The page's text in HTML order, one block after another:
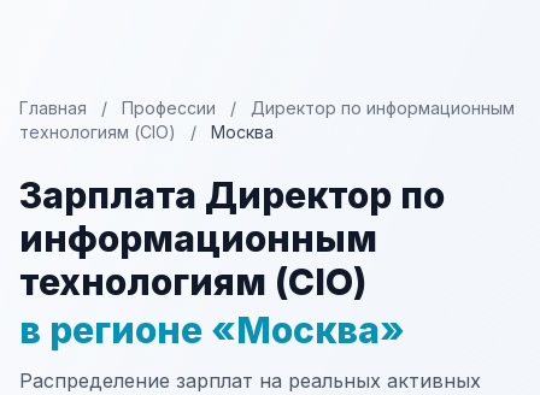
Главная / Профессии /
Директор по информационным
технологиям (CIO)
/ Москва
Зарплата Директор по
информационным
технологиям (CIO)
в регионе «Москва»
Распределение зарплат на реальных активных